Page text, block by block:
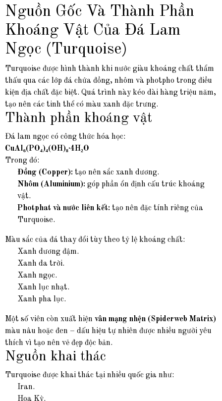
Nguồn Gốc Và Thành Phần
Khoáng Vật Của Đá Lam
Ngọc (Turquoise)
Turquoise được hình thành khi nước giàu khoáng chất thẩm
thấu qua các lớp đá chứa đồng, nhôm và photpho trong điều
kiện địa chất đặc biệt. Quá trình này kéo dài hàng triệu năm,
tạo nên các tinh thể có màu xanh đặc trưng.
Thành phần khoáng vật
Đá lam ngọc có công thức hóa học:
CuAl₆(PO₄)₄(OH)₈·4H₂O
Trong đó:
Đồng (Copper): tạo nên sắc xanh dương.
Nhôm (Aluminium): góp phần ổn định cấu trúc khoáng
vật.
Photphat và nước liên kết: tạo nên đặc tính riêng của
Turquoise.
Màu sắc của đá thay đổi tùy theo tỷ lệ khoáng chất:
Xanh dương đậm.
Xanh da trời.
Xanh ngọc.
Xanh lục nhạt.
Xanh pha lục.
Một số viên còn xuất hiện vân mạng nhện (Spiderweb Matrix)
màu nâu hoặc đen – dấu hiệu tự nhiên được nhiều người yêu
thích vì tạo nên vẻ đẹp độc bản.
Nguồn khai thác
Turquoise được khai thác tại nhiều quốc gia như:
Iran.
Hoa Kỳ.